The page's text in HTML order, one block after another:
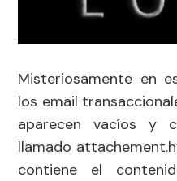
Misteriosamente en
los email
aparecen vacíos y
llamado
contiene el